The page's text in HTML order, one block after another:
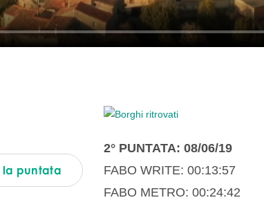
la puntata
2° PUNTATA: 08/06/19
FABO WRITE: 00:13:57
FABO METRO: 00:24:42